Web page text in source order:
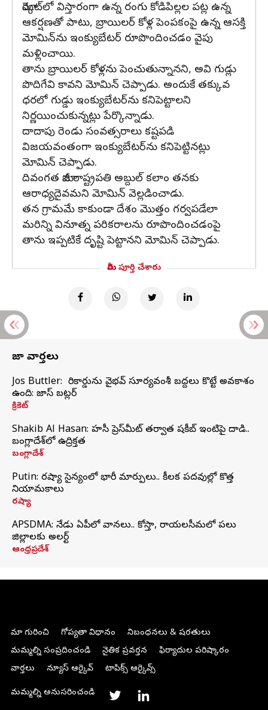
మార్కెట్‌లో విస్తారంగా ఉన్న రంగు కోడిపిల్లల పట్ల ఉన్న
ఆకర్షణతో పాటు, బ్రాయిలర్ కోళ్ల పెంపకంపై ఉన్న ఆసక్తి
మోమిన్‌‌ను ఇంక్యుబేటర్‌ రూపొందించడం వైపు
మళ్లించాయి.
తాను బ్రాయిలర్ కోళ్లను పెంచుతున్నానని, అవి గుడ్లు
పొదిగేవి కావని మోమిన్ చెప్పాడు. అందుకే తక్కువ
ధరలో గుడ్డు ఇంక్యుబేటర్‌ను కనిపెట్టాలని
నిర్ణయించుకున్నట్లు పేర్కొన్నాడు.
దాదాపు రెండు సంవత్సరాలు కష్టపడి
విజయవంతంగా ఇంక్యుబేటర్‌ను కనిపెట్టినట్లు
మోమిన్‌ చెప్పాడు.
దివంగత మాజీ రాష్ట్రపతి అబ్దుల్ కలాం తనకు
ఆరాధ్యదైవమని మోమిన్‌ వెల్లడించాడు.
తన గ్రామమే కాకుండా దేశం మొత్తం గర్వపడేలా
మరిన్ని వినూత్న పరికరాలను రూపొందించడంపై
తాను ఇప్పటికే దృష్టి పెట్టానని మోమిన్‌ చెప్పాడు.
మీరు పూర్తి చేశారు
తాజా వార్తలు
Jos Buttler: నా రికార్డును వైభవ్ సూర్యవంశీ బద్దలు కొట్టే అవకాశం
ఉంది: జాస్ బట్లర్
క్రికెట్
Shakib Al Hasan: హసీనా ప్రెస్‌మీట్‌ తర్వాత షకీబ్‌ ఇంటిపై దాడి..
బంగ్లాదేశ్‌లో ఉద్రిక్తత
బంగ్లాదేశ్
Putin: రష్యా సైన్యంలో భారీ మార్పులు.. కీలక పదవుల్లో కొత్త
నియామకాలు
రష్యా
APSDMA: నేడు ఏపీలో వానలు.. కోస్తా, రాయలసీమలో పలు
జిల్లాలకు అలర్ట్
ఆంధ్రప్రదేశ్
మా గురించి గోప్యతా విధానం
నిబంధనలు & షరతులు
మమ్మల్ని సంప్రదించండి
నైతిక ప్రవర్తన
ఫిర్యాదుల పరిష్కారం
వార్తలు
న్యూస్ ఆర్కైవ్ టాపిక్స్ ఆర్కైవ్స్
మమ్మల్ని అనుసరించండి